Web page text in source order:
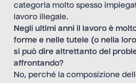
categoria molto spesso
lavoro illegale.
Negli ultimi anni il lavoro è
forme e nelle tutele (o nella
si può dire altrettanto del
affrontando?
No, perché la composizione